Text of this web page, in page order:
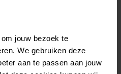
jouw bezoek te
We gebruiken deze
aan te passen aan jouw